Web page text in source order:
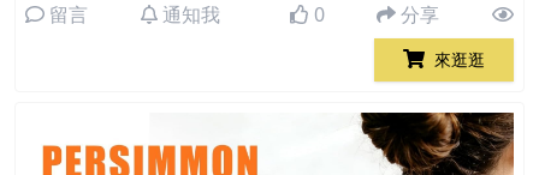
留言 通知我 0 分享
來逛逛